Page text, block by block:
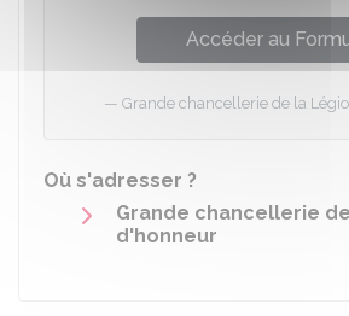
Accéder au
Grande chancellerie de la
Où s'adresser ?
Grande chancellerie
d'honneur